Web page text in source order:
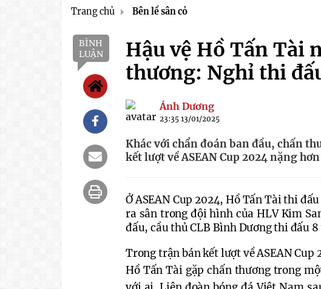
Trang chủ Bên lề sân cỏ
BÌNH
LUẬN
Hậu vệ Hồ Tấn Tài
thương: Nghỉ thi
Ánh Dương
23:35 13/01/2025
Khác với chẩn đoán ban đầu, chấn
kết lượt về ASEAN Cup 2024 nặng
Ở ASEAN Cup 2024, Hồ Tấn Tài thi
ra sân trong đội hình của HLV Kim
đấu, cầu thủ CLB Bình Dương thi đấu
Trong trận bán kết lượt về ASEAN
Hồ Tấn Tài gặp chấn thương trong